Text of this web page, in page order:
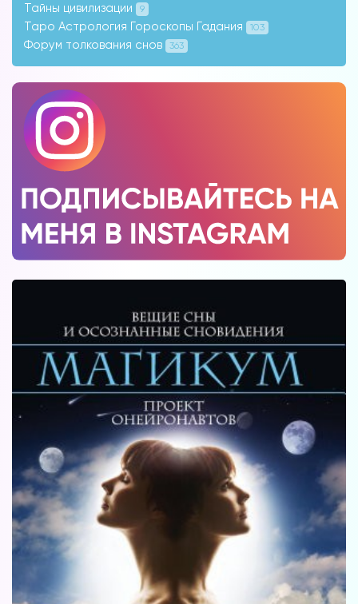
Тайны цивилизации 9
Таро Астрология Гороскопы Гадания 103
Форум толкования снов 363